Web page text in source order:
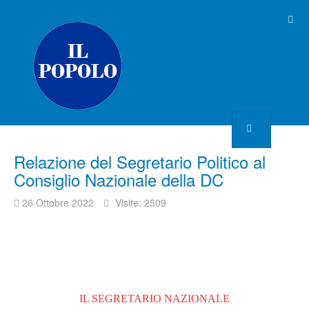
Relazione del Segretario Politico al
Consiglio Nazionale della DC
26 Ottobre 2022 Visite: 2509
IL SEGRETARIO NAZIONALE